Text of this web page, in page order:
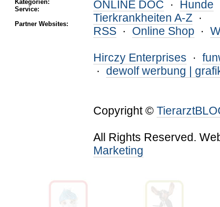
Kategorien:
Service:
Partner Websites:
ONLINE DOC · Hunde
Tierkrankheiten A-Z ·
RSS · Online Shop ·
Hirczy Enterprises ·
· dewolf werbung |
Copyright ©
All Rights Reserved.
Marketing